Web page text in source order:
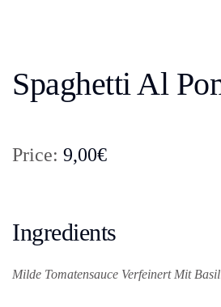
Spaghetti Al
Price: 9,00€
Ingredients
Milde Tomatensauce Verfeinert Mit